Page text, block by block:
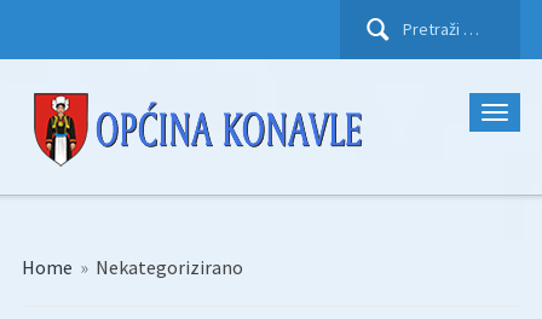
Pretraži:
Home » Nekategorizirano